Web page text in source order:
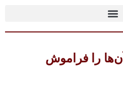
را فراموش